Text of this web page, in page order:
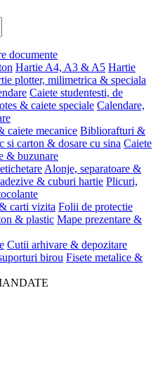
documente
Hartie A4, A3 & A5 Hartie
plotter, milimetrica & speciala
Caiete studentesti, de
& caiete speciale Calendare,
caiete mecanice Bibliorafturi &
si carton & dosare cu sina Caiete
& buzunare
Alonje, separatoare &
& cuburi hartie Plicuri,
carti vizita Folii de protectie
& plastic Mape prezentare &
Cutii arhivare & depozitare
birou Fisete metalice &